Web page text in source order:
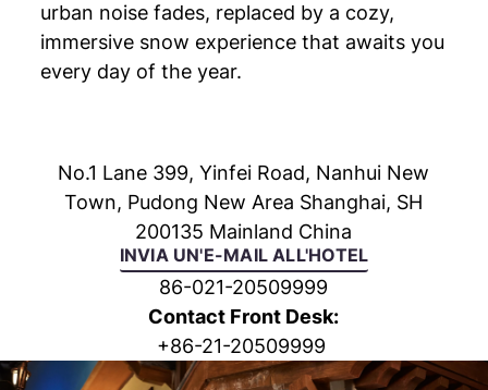
urban noise fades, replaced by a cozy,
immersive snow experience that awaits you
every day of the year.
No.1 Lane 399, Yinfei Road, Nanhui New
Town, Pudong New Area Shanghai, SH
200135 Mainland China
INVIA UN'E-MAIL ALL'HOTEL
86-021-20509999
Contact Front Desk:
+86-21-20509999